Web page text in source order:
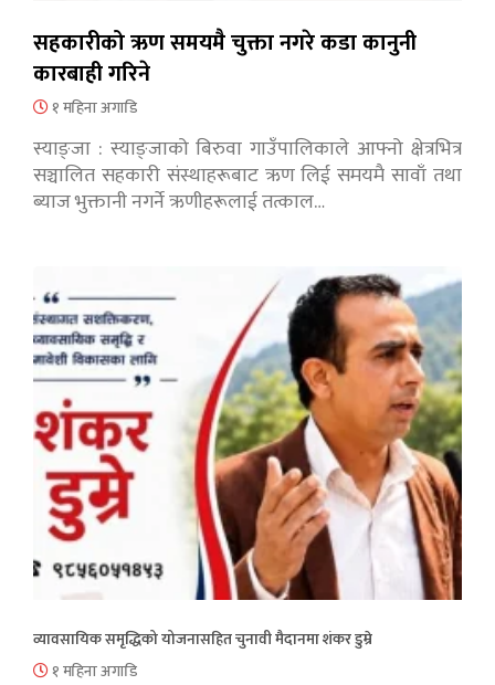
सहकारीको ऋण समयमै चुक्ता नगरे कडा कानुनी
कारबाही गरिने
१ महिना अगाडि
स्याङ्जा : स्याङ्जाको बिरुवा गाउँपालिकाले आफ्नो क्षेत्रभित्र
सञ्चालित सहकारी संस्थाहरूबाट ऋण लिई समयमै सावाँ तथा
ब्याज भुक्तानी नगर्ने ऋणीहरूलाई तत्काल…
व्यावसायिक समृद्धिको योजनासहित चुनावी मैदानमा शंकर डुम्रे
१ महिना अगाडि